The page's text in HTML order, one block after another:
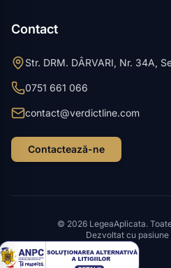
Contact
Str. DRM. DÂRVARI, Nr. 34A,
0751 661 066
contact@verdictline.com
Contactează-ne
© 2026LegeaAplicata.
Dezvoltat cu